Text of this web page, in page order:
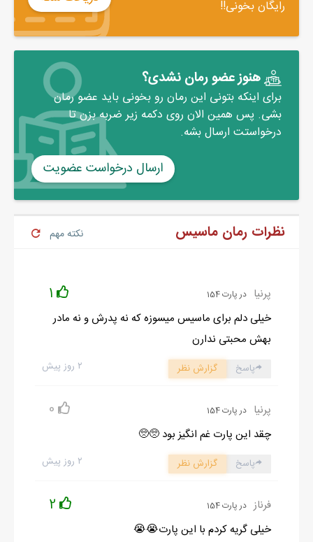
- این بچه دزد است. یکی از میوه‌های من را دزدیده. اگر الان تنبیه
نشود، قطعا بزرگتر که شد یکی از جاسوسان دیوها می‌شود. باید شلاق
بخورد.
مرد جوان دست او را اندکی فشرد و با دندان‌هایی قفل شده به هم
گفت:
- فقط برای یک دانه میوه می‌خواهی این بچه را شلاق بزنی؟ آن هم
میوه فروش با اینکه از او قدکوتاهتر بود و از هیبت و جوانی‌اش
از میان چنگال‌های او آزاد کرد و غرید.
رایگان بخونی!!
هنوز عضو رمان نشدی؟
برای اینکه بتونی این رمان رو بخونی باید عضو رمان
بشی. پس همین الان روی دکمه زیر ضربه بزن تا
درخواستت ارسال بشه.
ارسال درخواست عضویت
نظرات رمان ماسیس نکته مهم
پرنیا در پارت 154 1
خیلی دلم برای ماسیس میسوزه که نه پدرش و نه مادر
بهش محبتی ندارن
۲ روز پیش پاسخ گزارش نظر
پرنیا در پارت 154 0
چقد این پارت غم انگیز بود 🥺🥺
۲ روز پیش پاسخ گزارش نظر
فرناز در پارت 154 2
خیلی گریه کردم با این پارت😭😭